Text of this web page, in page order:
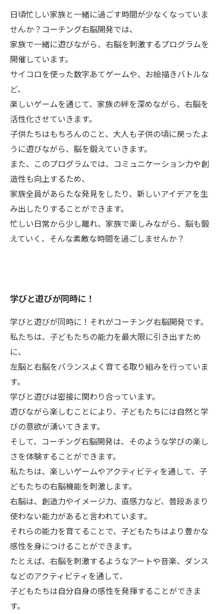
日頃忙しい家族と一緒に過ごす時間が少なくなっていま
せんか？コーチング右脳開発では、
家族で一緒に遊びながら、右脳を刺激するプログラムを
開催しています。
サイコロを使った数字あてゲームや、お絵描きバトルな
ど、
楽しいゲームを通じて、家族の絆を深めながら、右脳を
活性化させていきます。
子供たちはもちろんのこと、大人も子供の頃に戻ったよ
うに遊びながら、脳を鍛えていきます。
また、このプログラムでは、コミュニケーション力や創
造性も向上するため、
家族全員があらたな発見をしたり、新しいアイデアを生
み出したりすることができます。
忙しい日常から少し離れ、家族で楽しみながら、脳も鍛
えていく、そんな素敵な時間を過ごしませんか？
学びと遊びが同時に！
学びと遊びが同時に！それがコーチング右脳開発です。
私たちは、子どもたちの能力を最大限に引き出すため
に、
左脳と右脳をバランスよく育てる取り組みを行っていま
す。
学びと遊びは密接に関わり合っています。
遊びながら楽しむことにより、子どもたちには自然と学
びの意欲が湧いてきます。
そして、コーチング右脳開発は、そのような学びの楽し
さを体験することができます。
私たちは、楽しいゲームやアクティビティを通して、子
どもたちの右脳機能を刺激します。
右脳は、創造力やイメージ力、直感力など、普段あまり
使わない能力があると言われています。
それらの能力を育てることで、子どもたちはより豊かな
感性を身につけることができます。
たとえば、右脳を刺激するようなアートや音楽、ダンス
などのアクティビティを通して、
子どもたちは自分自身の感性を発揮することができま
す。